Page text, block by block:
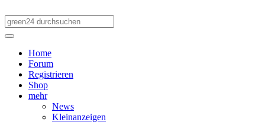
Home
Forum
Registrieren
Shop
mehr
News
Kleinanzeigen